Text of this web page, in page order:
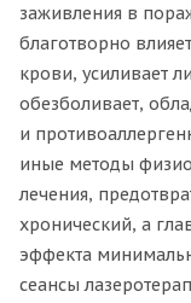
заживления в
благотворно
крови, усиливает
обезболивает,
и
иные методы
лечения,
хронический, а
эффекта
сеансы